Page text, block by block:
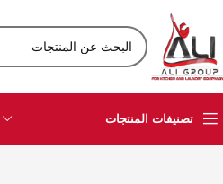
تصنيفات المنتجات